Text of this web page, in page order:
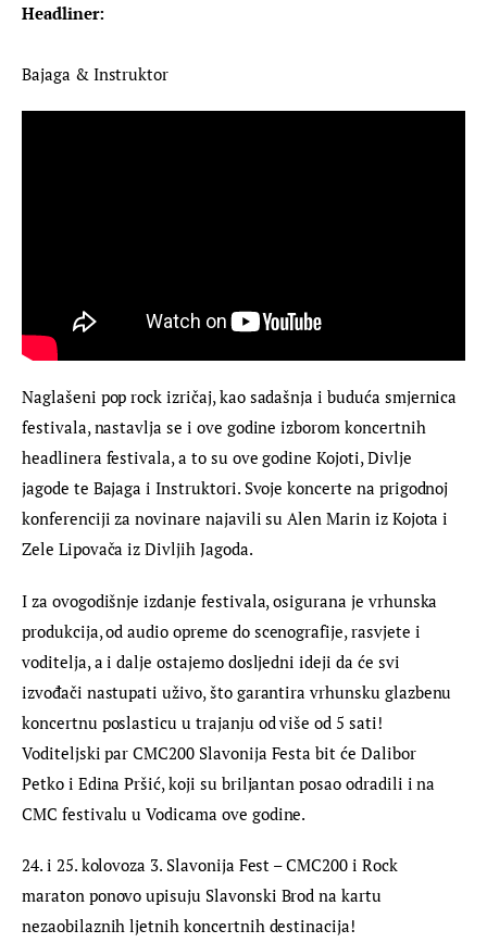
Headliner:
Bajaga & Instruktor
Naglašeni pop rock izričaj, kao sadašnja i buduća smjernica
festivala, nastavlja se i ove godine izborom koncertnih
headlinera festivala, a to su ove godine Kojoti, Divlje
jagode te Bajaga i Instruktori. Svoje koncerte na prigodnoj
konferenciji za novinare najavili su Alen Marin iz Kojota i
Zele Lipovača iz Divljih Jagoda.
I za ovogodišnje izdanje festivala, osigurana je vrhunska
produkcija, od audio opreme do scenografije, rasvjete i
voditelja, a i dalje ostajemo dosljedni ideji da će svi
izvođači nastupati uživo, što garantira vrhunsku glazbenu
koncertnu poslasticu u trajanju od više od 5 sati!
Voditeljski par CMC200 Slavonija Festa bit će Dalibor
Petko i Edina Pršić, koji su briljantan posao odradili i na
CMC festivalu u Vodicama ove godine.
24. i 25. kolovoza 3. Slavonija Fest – CMC200 i Rock
maraton ponovo upisuju Slavonski Brod na kartu
nezaobilaznih ljetnih koncertnih destinacija!